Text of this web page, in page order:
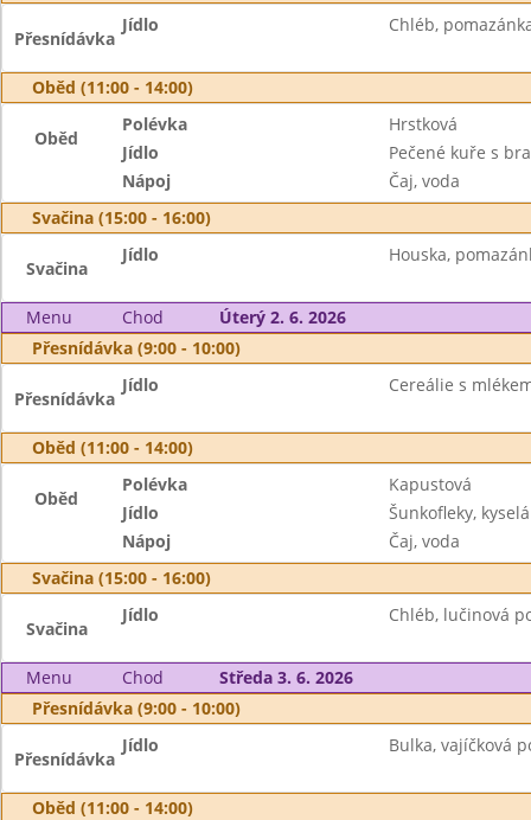
Přesnídávka
Jídlo Chléb,
Oběd (11:00 - 14:00)
Oběd
Polévka
Hrstková
Jídlo
Pečené kuře s
Nápoj
Čaj, voda
Svačina (15:00 - 16:00)
Svačina
Jídlo Houska,
Menu Chod
Úterý 2. 6. 2026
Přesnídávka (9:00 - 10:00)
Přesnídávka
Jídlo Cereálie s
Oběd (11:00 - 14:00)
Oběd
Polévka
Kapustová
Jídlo
Šunkofleky,
Nápoj
Čaj, voda
Svačina (15:00 - 16:00)
Svačina
Jídlo Chléb, lučinová
Menu Chod
Středa 3. 6. 2026
Přesnídávka (9:00 - 10:00)
Přesnídávka
Jídlo Bulka, vajíčková
Oběd (11:00 - 14:00)